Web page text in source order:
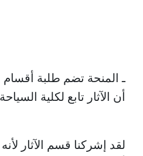
ـ المنحة تضم طلبة أقسام
أن الآثار تابع لكلية
لقد إشركنا قسم الآثار